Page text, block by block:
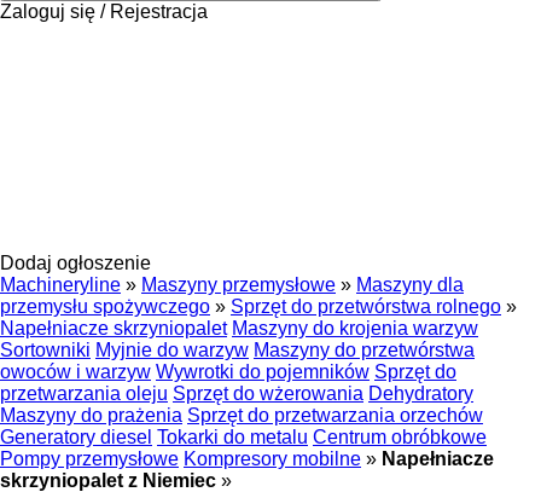
Zaloguj się / Rejestracja
Dodaj ogłoszenie
Machineryline » Maszyny przemysłowe » Maszyny dla
przemysłu spożywczego » Sprzęt do przetwórstwa rolnego »
Napełniacze skrzyniopalet Maszyny do krojenia warzyw
Sortowniki Myjnie do warzyw Maszyny do przetwórstwa
owoców i warzyw Wywrotki do pojemników Sprzęt do
przetwarzania oleju Sprzęt do wżerowania Dehydratory
Maszyny do prażenia Sprzęt do przetwarzania orzechów
Generatory diesel Tokarki do metalu Centrum obróbkowe
Pompy przemysłowe Kompresory mobilne » Napełniacze
skrzyniopalet z Niemiec »